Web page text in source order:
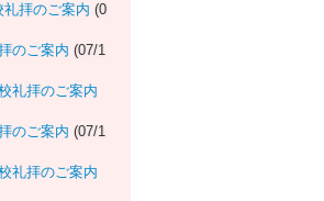
拝のご案内 (0
のご案内 (07/1
礼拝のご案内
のご案内 (07/1
礼拝のご案内